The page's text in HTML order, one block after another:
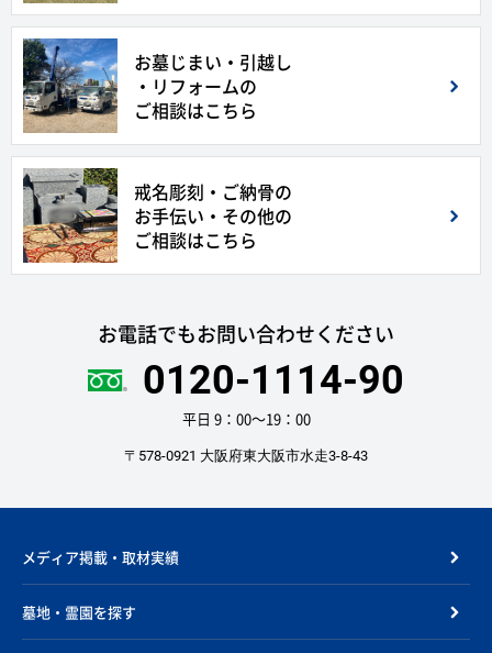
お墓じまい・引越し
・リフォームの
ご相談はこちら
戒名彫刻・ご納骨の
お手伝い・その他の
ご相談はこちら
お電話でもお問い合わせください
0120-1114-90
平日 9：00〜19：00
〒578-0921 大阪府東大阪市水走3-8-43
メディア掲載・取材実績
墓地・霊園を探す